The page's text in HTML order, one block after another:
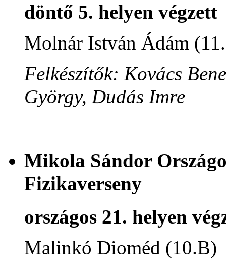
döntő 5. helyen végzett
Molnár István Ádám
Felkészítők: Kovács
György, Dudás Imre
Mikola Sándor
Fizikaverseny
országos 21. helyen
Malinkó Dioméd (10.B)